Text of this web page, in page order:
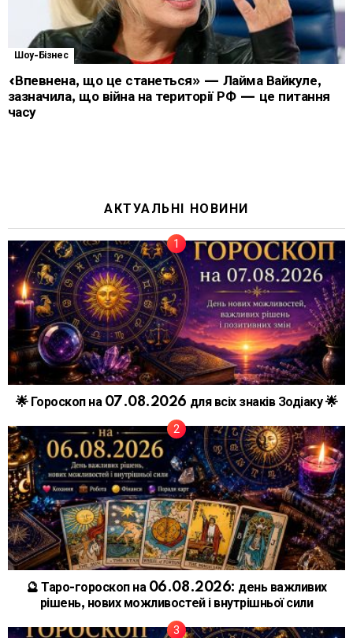
Шоу-Бізнес
«Впевнена, що це станеться» — Лайма Вайкуле,
зазначила, що війна на території РФ — це питання
часу
АКТУАЛЬНІ НОВИНИ
🌟 Гороскоп на 07.08.2026 для всіх знаків Зодіаку 🌟
🔮 Таро-гороскоп на 06.08.2026: день важливих
рішень, нових можливостей і внутрішньої сили